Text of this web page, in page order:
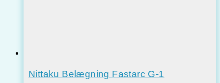
Nittaku Belægning Fastarc G-1